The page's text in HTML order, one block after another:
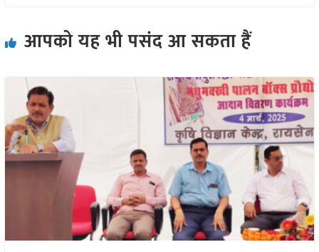
आपको यह भी पसंद आ सकता हैं